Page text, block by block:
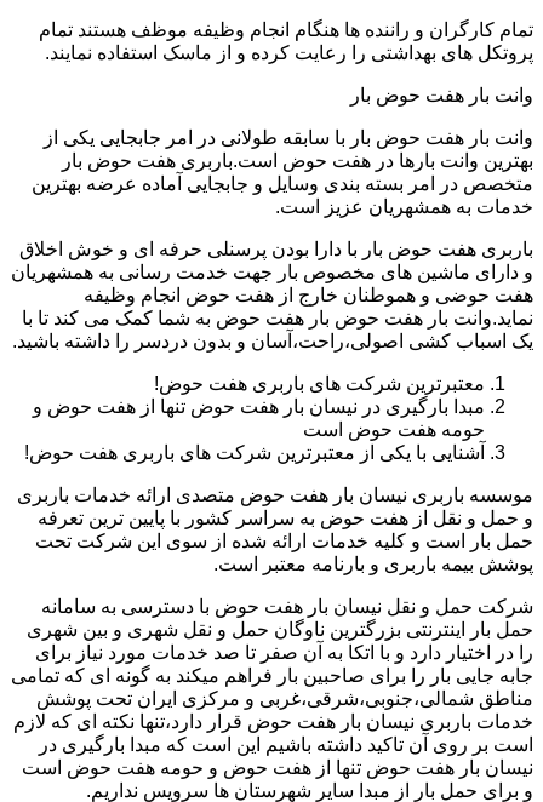
تمام کارگران و راننده ها هنگام انجام وظیفه موظف هستند تمام
پروتکل های بهداشتی را رعایت کرده و از ماسک استفاده نمایند.
وانت بار هفت حوض بار
وانت بار هفت حوض بار با سابقه طولانی در امر جابجایی یکی از
بهترین وانت بارها در هفت حوض است.باربری هفت حوض بار
متخصص در امر بسته بندی وسایل و جابجایی آماده عرضه بهترین
خدمات به همشهریان عزیز است.
باربری هفت حوض بار با دارا بودن پرسنلی حرفه ای و خوش اخلاق
و دارای ماشین های مخصوص بار جهت خدمت رسانی به همشهریان
هفت حوضی و هموطنان خارج از هفت حوض انجام وظیفه
نماید.وانت بار هفت حوض بار هفت حوض به شما کمک می کند تا با
یک اسباب کشی اصولی،راحت،آسان و بدون دردسر را داشته باشید.
معتبرترین شرکت های باربری هفت حوض!
مبدا بارگیری در نیسان بار هفت حوض تنها از هفت حوض و
حومه هفت حوض است
آشنایی با یکی از معتبرترین شرکت های باربری هفت حوض!
موسسه باربری نیسان بار هفت حوض متصدی ارائه خدمات باربری
و حمل و نقل از هفت حوض به سراسر کشور با پایین ترین تعرفه
حمل بار است و کلیه خدمات ارائه شده از سوی این شرکت تحت
پوشش بیمه باربری و بارنامه معتبر است.
شرکت حمل و نقل نیسان بار هفت حوض با دسترسی به سامانه
حمل بار اینترنتی بزرگترین ناوگان حمل و نقل شهری و بین شهری
را در اختیار دارد و با اتکا به آن صفر تا صد خدمات مورد نیاز برای
جابه جایی بار را برای صاحبین بار فراهم میکند به گونه ای که تمامی
مناطق شمالی،جنوبی،شرقی،غربی و مرکزی ایران تحت پوشش
خدمات باربری نیسان بار هفت حوض قرار دارد،تنها نکته ای که لازم
است بر روی آن تاکید داشته باشیم این است که مبدا بارگیری در
نیسان بار هفت حوض تنها از هفت حوض و حومه هفت حوض است
و برای حمل بار از مبدا سایر شهرستان ها سرویس نداریم.